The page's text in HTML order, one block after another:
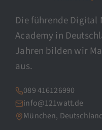
Die führende Digital
Academy in
Jahren bilden wir
aus.
089 416126990
info@121watt.de
München,